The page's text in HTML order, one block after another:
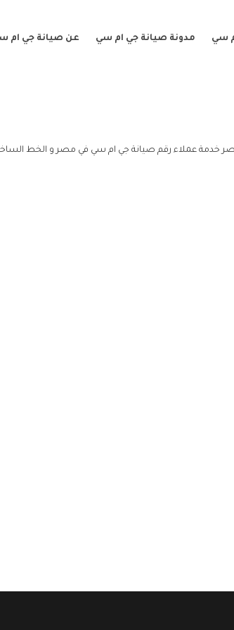
سي مدونة صيانة جي ام سي عن صيانة جي ام
خدمة عملاء رقم صيانة جي ام سي في مصر و الخط